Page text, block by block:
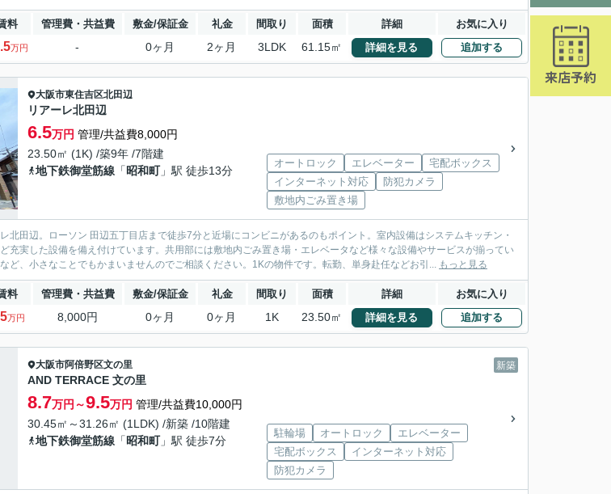
来店予約
料 管理費・共益費 敷金/保証金 礼金 間取り 面積 詳細 お気に入り
万円 - 0ヶ月 2ヶ月 3LDK 61.15㎡ 詳細を見る 追加する
大阪市東住吉区北田辺
リアーレ北田辺
6.5万円 管理/共益費8,000円
23.50㎡ (1K) /築9年 /7階建
地下鉄御堂筋線 「昭和町」駅 徒歩13分
オートロック エレベーター
宅配ボックス
インターネット対応
防犯カメラ
敷地内ごみ置き場
北田辺。ローソン 田辺五丁目店まで徒歩7分と近場にコンビニがあるのもポイント。室内設備はシステムキッチン・
充実した設備を備え付けています。共用部には敷地内ごみ置き場・エレベータなど様々な設備やサービスが揃ってい
ど、小さなことでもかまいませんのでご相談ください。1Kの物件です。転勤、単身赴任などお引... もっと見る
料 管理費・共益費 敷金/保証金 礼金 間取り 面積 詳細 お気に入り
万円 8,000円 0ヶ月 0ヶ月 1K 23.50㎡ 詳細を見る 追加する
新築
大阪市阿倍野区文の里
AND TERRACE 文の里
8.7万円～9.5万円 管理/共益費10,000円
30.45㎡～31.26㎡ (1LDK) /新築 /10階建
地下鉄御堂筋線 「昭和町」駅 徒歩7分
駐輪場 オートロック
エレベーター
宅配ボックス
インターネット対応
防犯カメラ